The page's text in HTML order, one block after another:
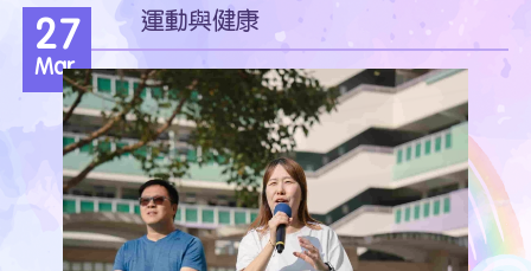
27
Mar
運動與健康